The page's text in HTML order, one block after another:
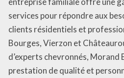
services pour répondre aux
clients résidentiels et
Bourges, Vierzon et
d’experts chevronnés,
prestation de qualité et